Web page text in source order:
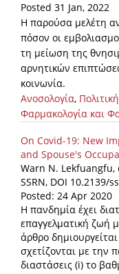
Posted 31 Jan, 2022
Η παρούσα μελέτη
πόσον οι
τη μείωση της
αρνητικών
κοινωνία.
Ανοσολογία,
Φαρμακολογία και
On Covid-19: New
and Spouse's
Warn N. Lekfuangfu,
SSRN, DOI 10.2139/
Posted: 24 Apr 2020
Η πανδημία έχει
επαγγελματική ζωή
άρθρο
σχετίζονται με την
διαστάσεις (i) το